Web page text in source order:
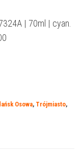
| 70ml | cyan.
Osowa, Trójmiasto,